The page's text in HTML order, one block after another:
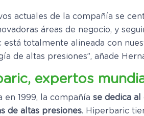
actuales de la compañía se
áreas de negocio, y
está totalmente alineada con
de altas presiones”, añade
expertos
en 1999, la compañía se dedica al
de altas presiones. Hiperbaric